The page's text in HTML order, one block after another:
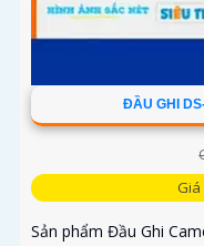
ĐẦU GHI
Giá
Sản phẩm Đầu Ghi